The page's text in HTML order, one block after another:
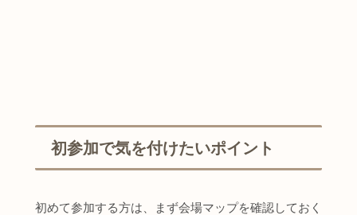
初参加で気を付けたいポイント
初めて参加する方は、まず会場マップを確認しておく